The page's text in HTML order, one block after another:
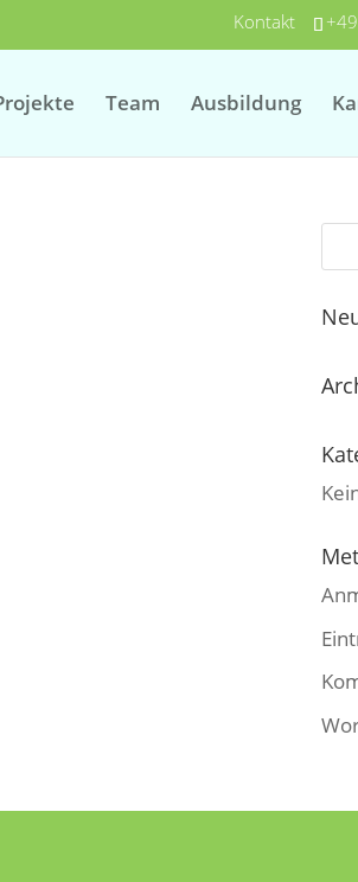
Kontakt
Team Ausbildung